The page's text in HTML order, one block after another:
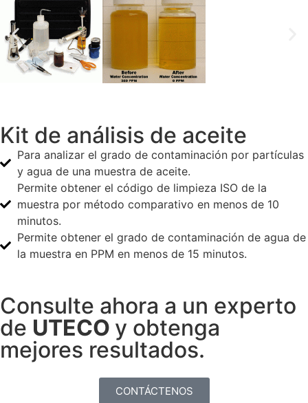
Kit de análisis de aceite
Para analizar el grado de contaminación por partículas
y agua de una muestra de aceite.
Permite obtener el código de limpieza ISO de la
muestra por método comparativo en menos de 10
minutos.
Permite obtener el grado de contaminación de agua de
la muestra en PPM en menos de 15 minutos.
Consulte ahora a un experto
de UTECO y obtenga
mejores resultados.
CONTÁCTENOS